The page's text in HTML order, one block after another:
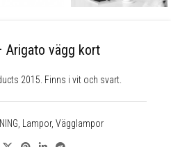
Arigato vägg kort
2015. Finns i vit och svart.
, Lampor, Vägglampor